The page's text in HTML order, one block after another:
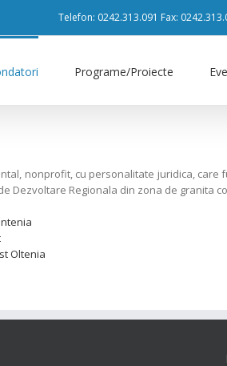
Telefon: 0242.313.091 Fax:
Programe/Proiecte
nonprofit, cu personalitate juridica,
Dezvoltare Regionala din zona de granita
Oltenia